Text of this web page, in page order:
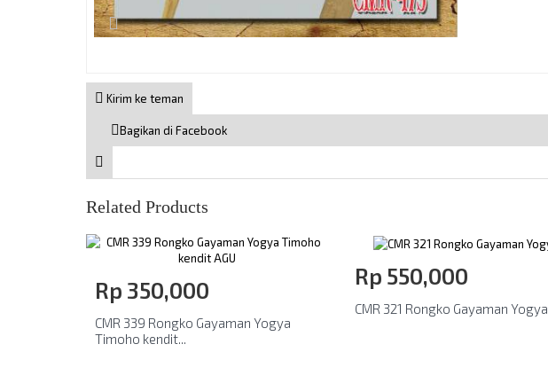
Kirim ke teman
Bagikan di Facebook
Related Products
Rp‎ 350,000
CMR 339 Rongko Gayaman Yogya
Timoho kendit...
Rp‎ 550,000
CMR 321 Rongko Gayaman Yogya